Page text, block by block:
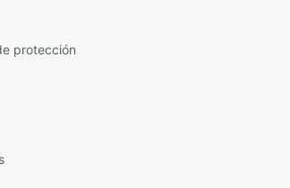
protección